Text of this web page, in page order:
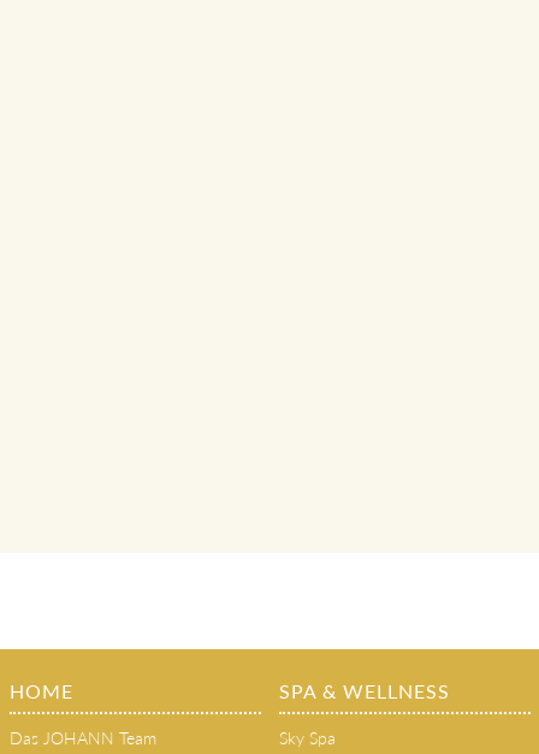
HOME
Das JOHANN Team
SPA & WELLNESS
Sky Spa